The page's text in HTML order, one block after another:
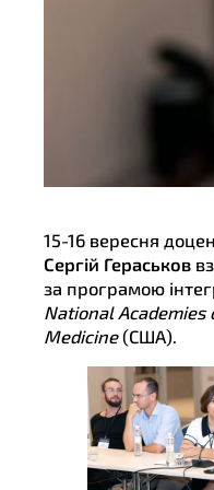
15-16 вересня
Сергій Гераськов
за програмою
National Academies
Medicine(США).